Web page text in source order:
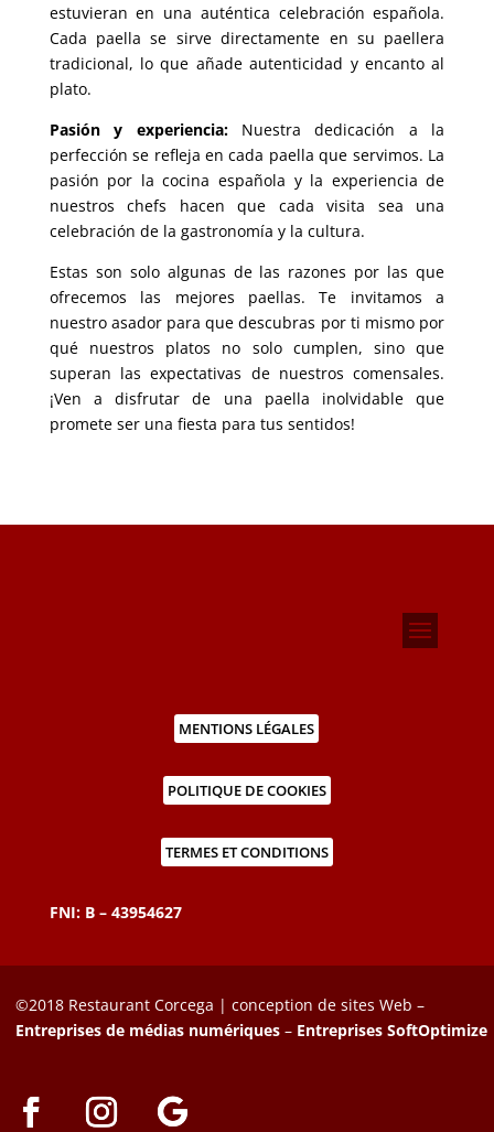
estuvieran en una auténtica celebración española.
Cada paella se sirve directamente en su paellera
tradicional, lo que añade autenticidad y encanto al
plato.
Pasión y experiencia:
Nuestra dedicación a la
perfección se refleja en cada paella que servimos. La
pasión por la cocina española y la experiencia de
nuestros chefs hacen que cada visita sea una
celebración de la gastronomía y la cultura.
Estas son solo algunas de las razones por las que
ofrecemos las mejores paellas.Te invitamos a
nuestro asador para que descubras por ti mismo por
qué nuestros platos no solo cumplen, sino que
superan las expectativas de nuestros comensales.
¡Ven a disfrutar de una paella inolvidable que
promete ser una fiesta para tus sentidos!
MENTIONS LÉGALES
POLITIQUE DE COOKIES
TERMES ET CONDITIONS
FNI: B – 43954627
©2018 Restaurant Corcega | conception de sites Web –
Entreprises de médias numériques – Entreprises SoftOptimize